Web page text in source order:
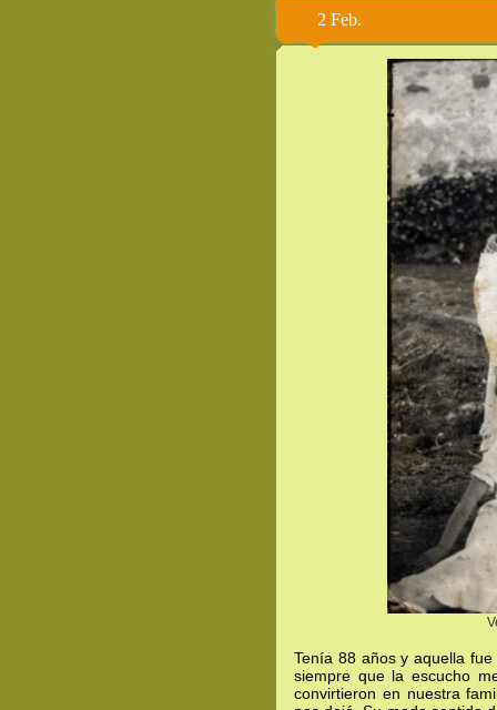
2 Feb.
Tenía 88 años y aquella
siempre que la escucho
convirtieron en nuestra